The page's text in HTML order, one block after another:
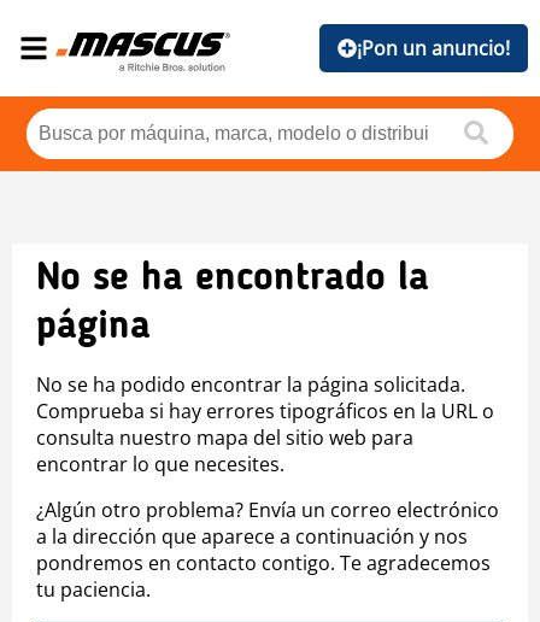
¡Pon un anuncio!
No se ha encontrado la
página
No se ha podido encontrar la página solicitada.
Comprueba si hay errores tipográficos en la URL o
consulta nuestro mapa del sitio web para
encontrar lo que necesites.
¿Algún otro problema? Envía un correo electrónico
a la dirección que aparece a continuación y nos
pondremos en contacto contigo. Te agradecemos
tu paciencia.